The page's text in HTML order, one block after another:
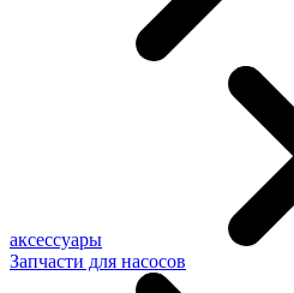
аксессуары
Запчасти для насосов